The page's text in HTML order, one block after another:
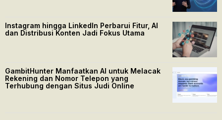
Instagram hingga LinkedIn Perbarui Fitur, AI
dan Distribusi Konten Jadi Fokus Utama
GambitHunter Manfaatkan AI untuk Melacak
Rekening dan Nomor Telepon yang
Terhubung dengan Situs Judi Online